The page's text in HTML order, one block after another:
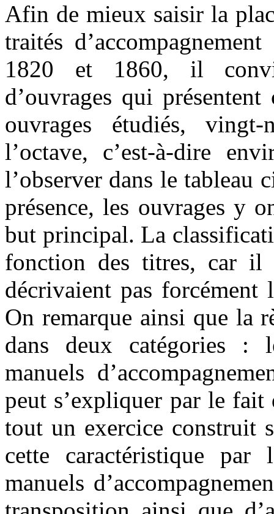
Afin de mieux saisir la
traités
1820 et 1860, il
d’ouvrages qui
ouvrages étudiés,
l’octave, c’est-à-dire
l’observer dans le tableau
présence, les ouvrages y
but principal. La
fonction des titres, car il
décrivaient pas forcément
On remarque ainsi que la
dans deux catégories :
manuels
peut s’expliquer par le fait
tout un exercice construit
cette caractéristique par
manuels